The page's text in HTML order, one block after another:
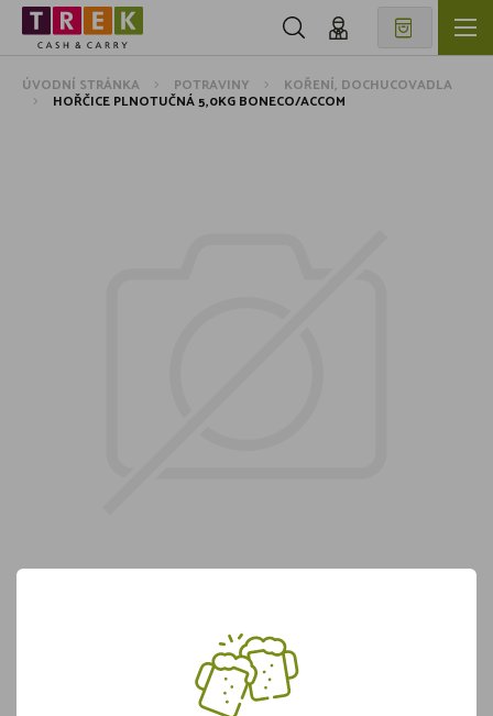
ÚVODNÍ STRÁNKA POTRAVINY KOŘENÍ, DOCHUCOVADLA
HOŘČICE PLNOTUČNÁ 5,0KG BONECO/ACCOM